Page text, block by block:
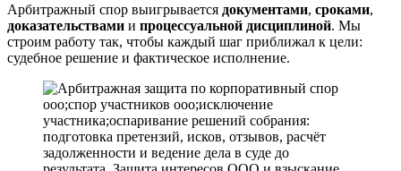
Арбитражный спор выигрывается документами, сроками,
доказательствами и процессуальной дисциплиной. Мы
строим работу так, чтобы каждый шаг приближал к цели:
судебное решение и фактическое исполнение.